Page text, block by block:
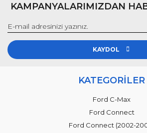
KAMPANYALARIMIZDAN
KAYDOL
KATEGORİLER
Ford C-Max
Ford Connect
Ford Connect (2002-